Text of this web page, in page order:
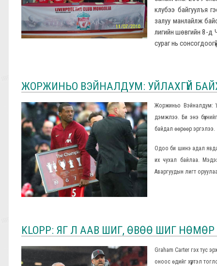
клубээ байгуулъя
залуу манлайлж
лигийн шөвгийн 8-д
сураг нь
ЖОРЖИНЬО ВЭЙНАЛДУМ: УЙЛАХГҮЙ
Жоржиньо Вэйналдум:
дэмжлээ. Би энэ
байдал өөрөөр эргэлээ.
Одоо би шинэ адал
их чухал байлаа.
Аваргуудын лигт
KLOPP: ЯГ Л ААВ ШИГ, ӨВӨӨ ШИГ
Graham Carter гэх тус
оноос өдийг хүртэл